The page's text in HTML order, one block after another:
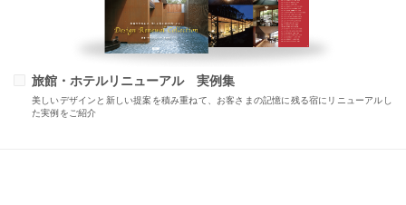
旅館・ホテルリニューアル 実例集
美しいデザインと新しい提案を積み重ねて、お客さまの記憶に残る宿にリニューアルし
た実例をご紹介